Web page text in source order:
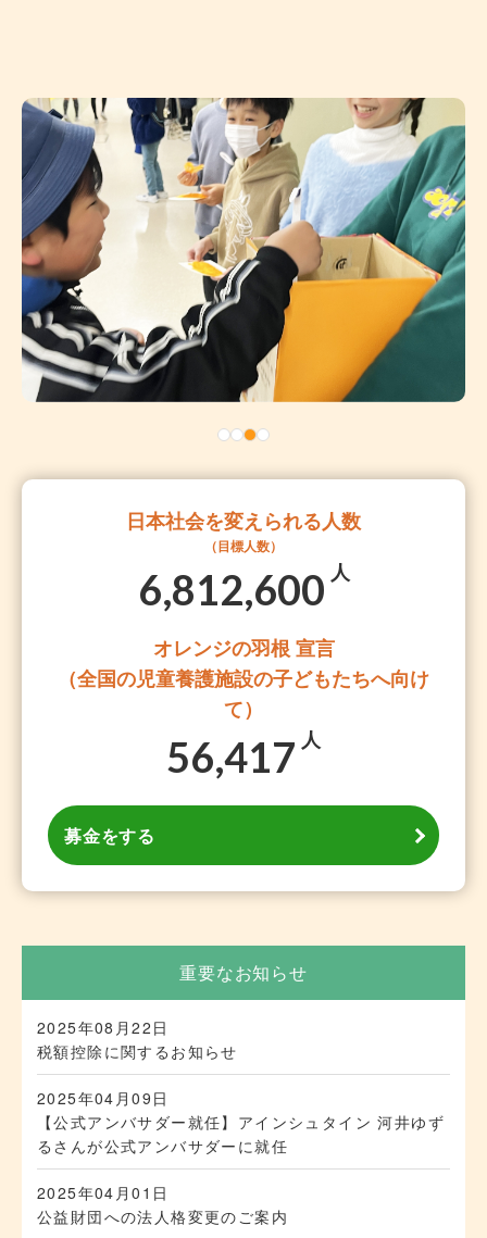
日本社会を変えられる人数
（目標人数）
6,812,600 人
オレンジの羽根 宣言
（全国の児童養護施設の子どもたちへ向け
て）
56,417 人
募金をする
重要なお知らせ
2025年08月22日
税額控除に関するお知らせ
2025年04月09日
【公式アンバサダー就任】アインシュタイン 河井ゆず
るさんが公式アンバサダーに就任
2025年04月01日
公益財団への法人格変更のご案内